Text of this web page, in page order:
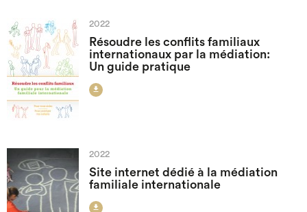
2022
Résoudre les conflits familiaux
internationaux par la médiation:
Un guide pratique

2022
Site internet dédié à la médiation
familiale internationale
